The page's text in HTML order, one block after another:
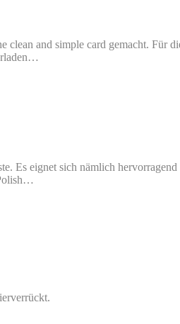
and simple card gemacht. Für
Es eignet sich nämlich